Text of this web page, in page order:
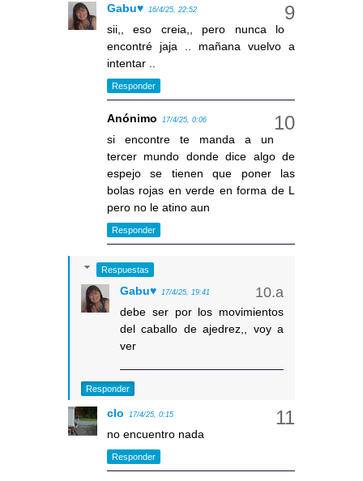
Gabu♥ 16/4/25, 22:52
sii,, eso creia,, pero nunca lo
encontré jaja .. mañana vuelvo a
intentar ..
Responder
Anónimo 17/4/25, 0:06
si encontre te manda a un
tercer mundo donde dice algo de
espejo se tienen que poner las
bolas rojas en verde en forma de L
pero no le atino aun
Responder
Respuestas
Gabu♥ 17/4/25, 19:41
debe ser por los movimientos
del caballo de ajedrez,, voy a
ver
Responder
clo 17/4/25, 0:15
no encuentro nada
Responder